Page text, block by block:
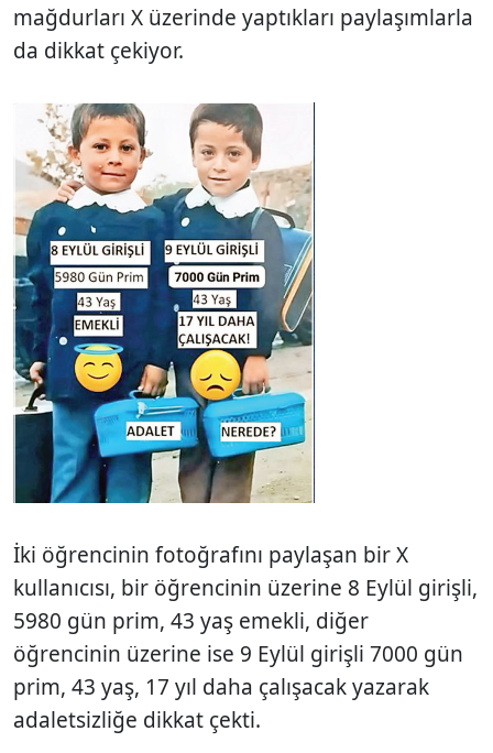
mağdurları X üzerinde yaptıkları paylaşımlarla
da dikkat çekiyor.
İki öğrencinin fotoğrafını paylaşan bir X
kullanıcısı, bir öğrencinin üzerine 8 Eylül girişli,
5980 gün prim, 43 yaş emekli, diğer
öğrencinin üzerine ise 9 Eylül girişli 7000 gün
prim, 43 yaş, 17 yıl daha çalışacak yazarak
adaletsizliğe dikkat çekti.